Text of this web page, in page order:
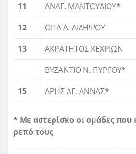
11
ΑΝΑΓ. ΜΑΝΤΟΥΔΙΟΥ*
12
ΟΠΑ Λ. ΑΙΔΗΨΟΥ
13
ΑΚΡΑΤΗΤΟΣ ΚΕΧΡΙΩΝ
ΒΥΖΑΝΤΙΟ Ν. ΠΥΡΓΟΥ*
15
ΑΡΗΣ ΑΓ. ΑΝΝΑΣ*
* Με αστερίσκο οι ομάδες που
ρεπό τους